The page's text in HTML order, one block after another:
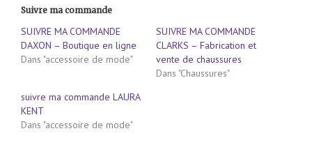
Suivre ma commande
SUIVRE MA COMMANDE
DAXON – Boutique en ligne
Dans "accessoire de mode"
SUIVRE MA COMMANDE
CLARKS – Fabrication et
vente de chaussures
Dans "Chaussures"
suivre ma commande LAURA
KENT
Dans "accessoire de mode"